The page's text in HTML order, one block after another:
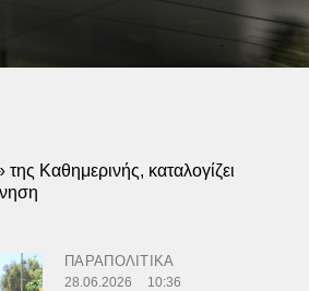
Καθημερινής, καταλογίζει
ΠΑΡΑΠΟΛΙΤΙΚΑ
28.06.2026 10:36